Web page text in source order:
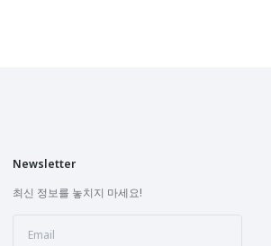
Newsletter
최신 정보를 놓치지 마세요!